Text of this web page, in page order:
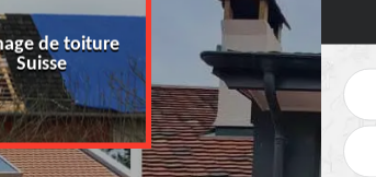
de toiture
Suisse
Devis changement de
tuile Suisse